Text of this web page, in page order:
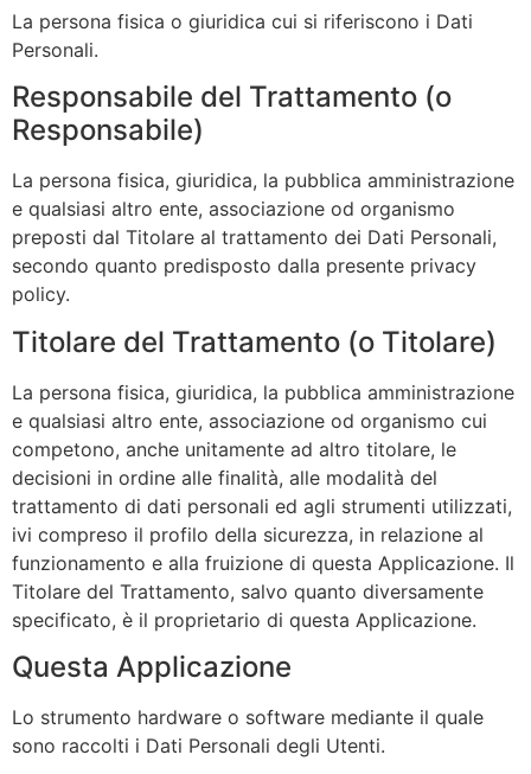
La persona fisica o giuridica cui si riferiscono i Dati
Personali.
Responsabile del Trattamento (o
Responsabile)
La persona fisica, giuridica, la pubblica amministrazione
e qualsiasi altro ente, associazione od organismo
preposti dal Titolare al trattamento dei Dati Personali,
secondo quanto predisposto dalla presente privacy
policy.
Titolare del Trattamento (o Titolare)
La persona fisica, giuridica, la pubblica amministrazione
e qualsiasi altro ente, associazione od organismo cui
competono, anche unitamente ad altro titolare, le
decisioni in ordine alle finalità, alle modalità del
trattamento di dati personali ed agli strumenti utilizzati,
ivi compreso il profilo della sicurezza, in relazione al
funzionamento e alla fruizione di questa Applicazione. Il
Titolare del Trattamento, salvo quanto diversamente
specificato, è il proprietario di questa Applicazione.
Questa Applicazione
Lo strumento hardware o software mediante il quale
sono raccolti i Dati Personali degli Utenti.